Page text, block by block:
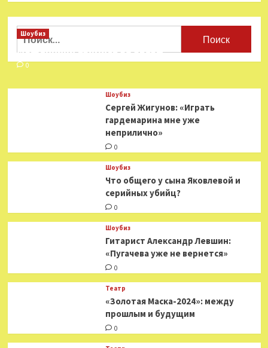
Новый
продолжит
позапрошлогодний
Год
Литературы
Найти:
Шоубиз
Мошенники взялись за звезд
0
Шоубиз
Сергей Жигунов: «Играть
гардемарина мне уже
неприлично»
0
Шоубиз
Что общего у сына Яковлевой и
серийных убийц?
0
Шоубиз
Гитарист Александр Левшин:
«Пугачева уже не вернется»
0
Театр
«Золотая Маска-2024»: между
прошлым и будущим
0